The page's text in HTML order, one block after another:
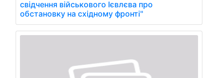
свідчення військового Ієвлєва про
обстановку на східному фронті"